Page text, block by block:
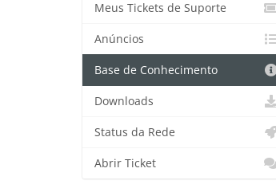
Meus Tickets de Suporte
Anúncios
Base de Conhecimento
Downloads
Status da Rede
Abrir Ticket